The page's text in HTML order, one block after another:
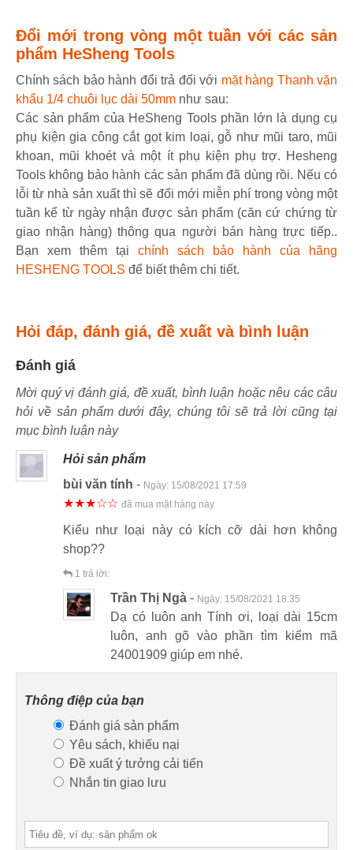
Đổi mới trong vòng một tuần với các sản
phẩm HeSheng Tools
Chính sách bảo hành đổi trả đối với mặt hàng Thanh vặn
khẩu 1/4 chuôi lục dài 50mm như sau:
Các sản phẩm của HeSheng Tools phần lớn là dụng cụ
phụ kiện gia công cắt gọt kim loại, gỗ như mũi taro, mũi
khoan, mũi khoét và một ít phụ kiện phụ trợ. Hesheng
Tools không bảo hành các sản phẩm đã dùng rồi. Nếu có
lỗi từ nhà sản xuất thì sẽ đổi mới miễn phí trong vòng một
tuần kể từ ngày nhận được sản phẩm (căn cứ chứng từ
giao nhận hàng) thông qua người bán hàng trực tiếp..
Bạn xem thêm tại chính sách bảo hành của hãng
HESHENG TOOLS để biết thêm chi tiết.
Hỏi đáp, đánh giá, đề xuất và bình luận
Đánh giá
Mời quý vị đánh giá, đề xuất, bình luận hoặc nêu các câu
hỏi về sản phẩm dưới đây, chúng tôi sẽ trả lời cũng tại
mục bình luận này
Hỏi sản phẩm
bùi văn tính - Ngày: 15/08/2021 17:59
★★★☆☆ đã mua mặt hàng này
Kiểu như loại này có kích cỡ dài hơn không
shop??
1 trả lời:
Trần Thị Ngà - Ngày: 15/08/2021 18:35
Dạ có luôn anh Tính ơi, loại dài 15cm
luôn, anh gõ vào phần tìm kiếm mã
24001909 giúp em nhé.
Thông điệp của bạn
Đánh giá sản phẩm
Yêu sách, khiếu nại
Đề xuất ý tưởng cải tiến
Nhắn tin giao lưu